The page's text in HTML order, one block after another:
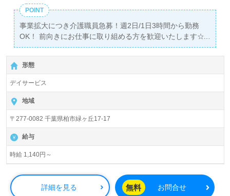
POINT
事業拡大につき介護職員急募！週2日/1日3時間から勤務
OK！ 前向きにお仕事に取り組める方を歓迎いたします☆
業務に就いてから不安なこと・わからないことがあって
も、 先輩スタッフが優しく丁寧にサポートいたしますので
ご安心ください♪
形態
デイサービス
地域
〒277-0082 千葉県柏市緑ヶ丘17-17
給与
時給 1,140円～
詳細を見る 無料 お問合せ